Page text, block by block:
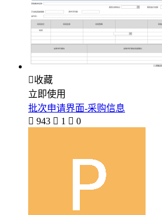
收藏
立即使用
批次申请界面-采购信息
 943  1  0